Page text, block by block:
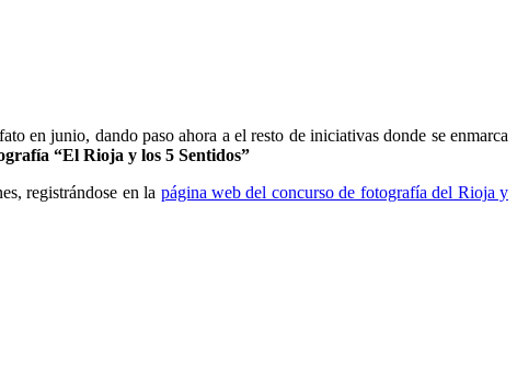
en junio, dando paso ahora a el resto de iniciativas donde se enmarca
“El Rioja y los 5 Sentidos”
registrándose en la página web del concurso de fotografía del Rioja y